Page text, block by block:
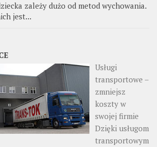
zależy dużo od metod wychowania.
jest...
Usługi
transportowe –
zmniejsz
koszty w
swojej firmie
Dzięki usługom
transportowym